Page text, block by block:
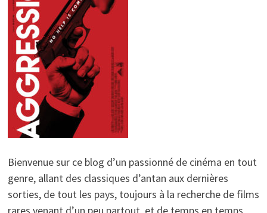
Bienvenue sur ce blog d’un passionné de cinéma en tout
genre, allant des classiques d’antan aux dernières
sorties, de tout les pays, toujours à la recherche de films
rares venant d’un peu partout, et de temps en temps,